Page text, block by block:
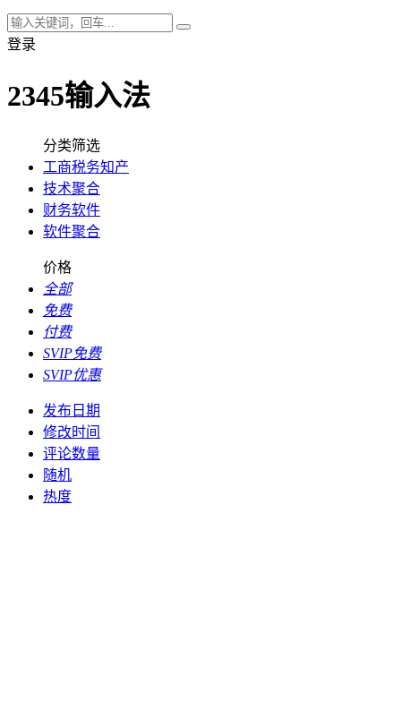
登录
2345输入法
分类筛选
工商税务知产
技术聚合
财务软件
软件聚合
价格
全部
免费
付费
SVIP免费
SVIP优惠
发布日期
修改时间
评论数量
随机
热度